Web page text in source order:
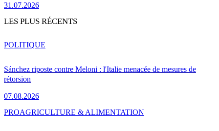
31.07.2026
LES PLUS RÉCENTS
Sánchez riposte contre Meloni : l'Italie menacée de mesures de
rétorsion
07.08.2026
POLITIQUE
PROAGRICULTURE & ALIMENTATION